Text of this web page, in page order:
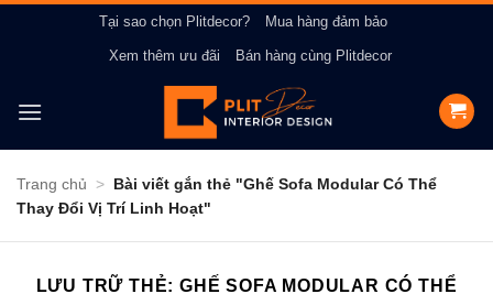
Tại sao chọn Plitdecor? Mua hàng đảm bảo
Xem thêm ưu đãi Bán hàng cùng Plitdecor
Trang chủ > Bài viết gắn thẻ "Ghế Sofa Modular Có Thể
Thay Đổi Vị Trí Linh Hoạt"
LƯU TRỮ THẺ: GHẾ SOFA MODULAR CÓ THỂ